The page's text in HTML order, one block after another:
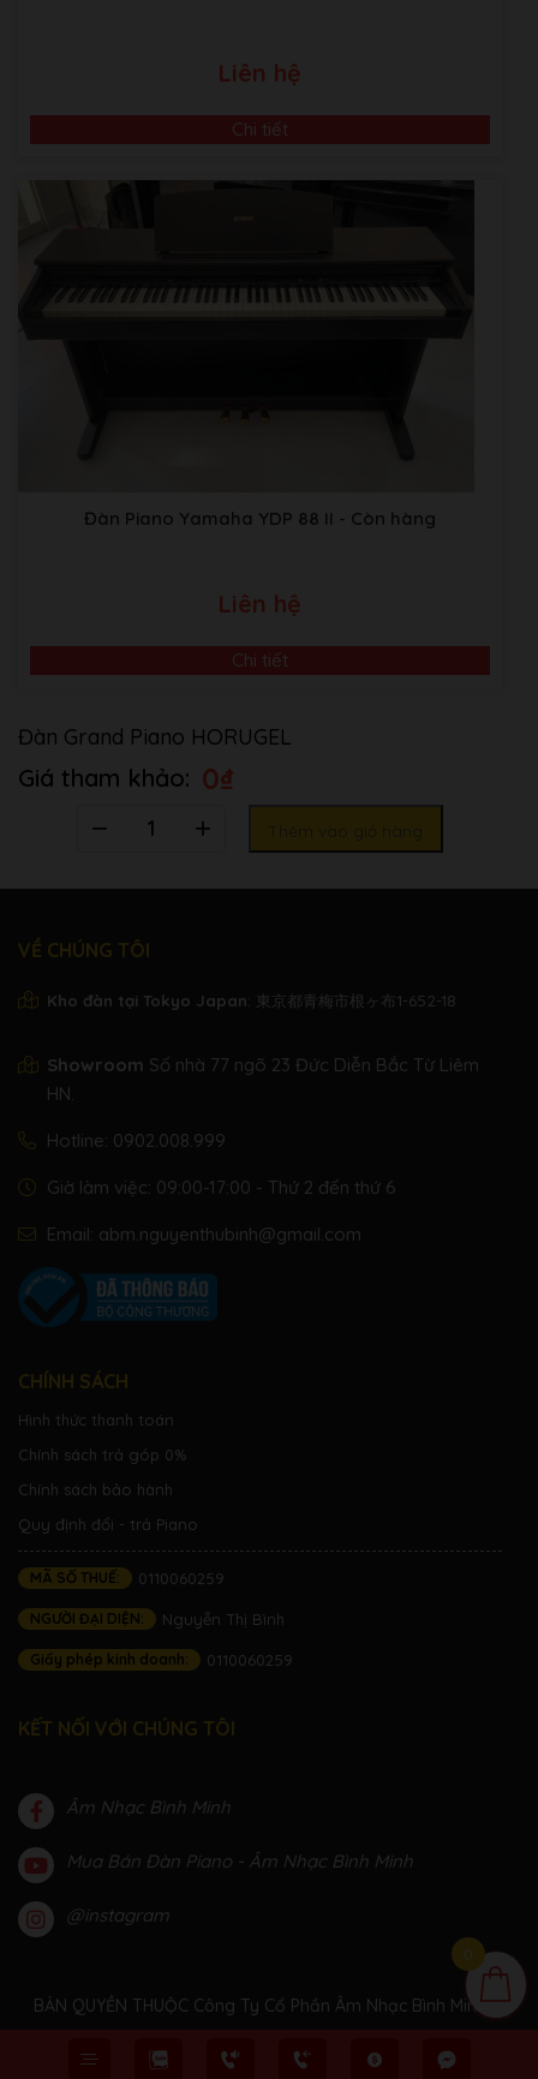
Liên hệ
Chi tiết
Đàn Piano Yamaha YDP 88 II - Còn hàng
Liên hệ
Chi tiết
Đàn Grand Piano HORUGEL
0₫
VỀ CHÚNG TÔI
Kho đàn tại Tokyo Japan: 東京都青梅市根ヶ布1-652-18
Showroom Số nhà 77 ngõ 23 Đức Diễn Bắc Từ Liêm
HN.
Hotline: 0902.008.999
Giờ làm việc: 09:00-17:00 - Thứ 2 đến thứ 6
Email: abm.nguyenthubinh@gmail.com
CHÍNH SÁCH
Hình thức thanh toán
Chính sách trả góp 0%
Chính sách bảo hành
Quy định đổi - trả Piano
MÃ SỐ THUẾ: 0110060259
NGƯỜI ĐẠI DIỆN: Nguyễn Thị Bình
Giấy phép kinh doanh: 0110060259
KẾT NỐI VỚI CHÚNG TÔI
Âm Nhạc Bình Minh
Mua Bán Đàn Piano - Âm Nhạc Bình Minh
@instagram
BẢN QUYỀN THUỘC Công Ty Cổ Phần Âm Nhạc Bình Minh
0